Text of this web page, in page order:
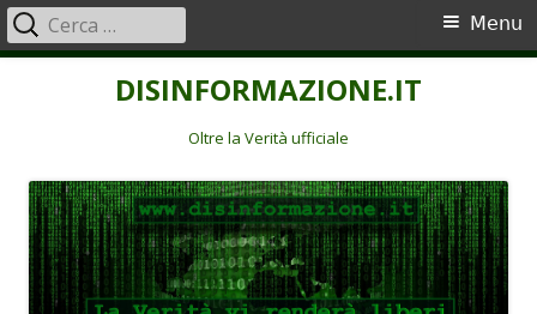
DISINFORMAZIONE.IT
Oltre la Verità ufficiale
Menu
principale
Menu
Ricerca
per: